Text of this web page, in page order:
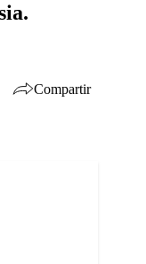
Compartir